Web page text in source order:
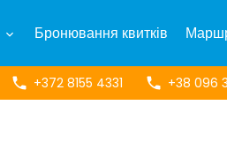
Бронювання квитків
+372 8155 4331 +38 096